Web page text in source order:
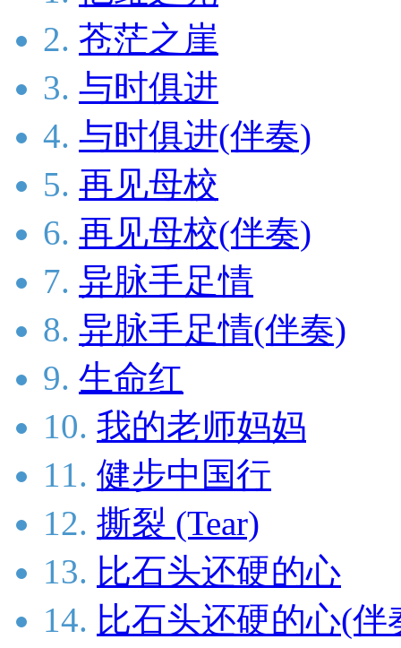
2. 苍茫之崖
3. 与时俱进
4. 与时俱进(伴奏)
5. 再见母校
6. 再见母校(伴奏)
7. 异脉手足情
8. 异脉手足情(伴奏)
9. 生命红
10. 我的老师妈妈
11. 健步中国行
12. 撕裂 (Tear)
13. 比石头还硬的心
14. 比石头还硬的心(伴